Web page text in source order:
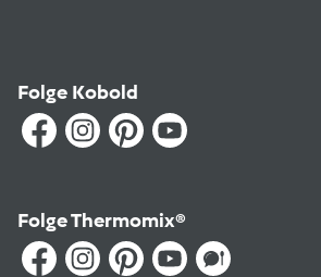
Folge Kobold
Folge Thermomix®